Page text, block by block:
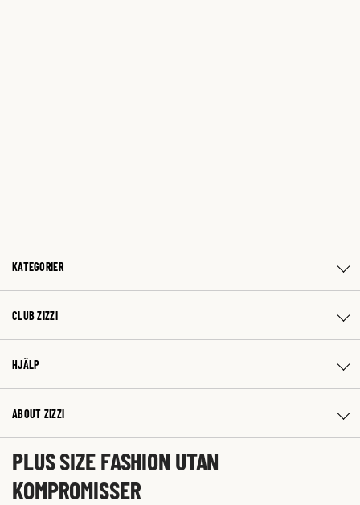
KATEGORIER
CLUB ZIZZI
HJÄLP
ABOUT ZIZZI
PLUS SIZE FASHION UTAN
KOMPROMISSER